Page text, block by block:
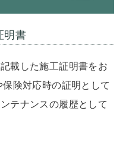
明書
載した施工証明書をお
険対応時の証明として
テナンスの履歴として